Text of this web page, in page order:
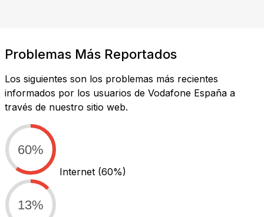
Problemas Más Reportados
Los siguientes son los problemas más recientes
informados por los usuarios de Vodafone España a
través de nuestro sitio web.
60%
Internet (60%)
13%